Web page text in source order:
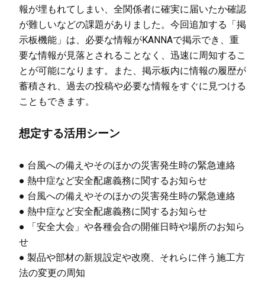
報が埋もれてしまい、全関係者に確実に届いたか確認
が難しいなどの課題がありました。今回追加する「掲
示板機能」は、必要な情報がKANNAで掲示でき、重
要な情報が見落とされることなく、迅速に周知するこ
とが可能になります。また、掲示板内に情報の履歴が
蓄積され、過去の投稿や必要な情報をすぐに見つける
こともできます。
想定する活用シーン
● 台風への備えやそのほかの災害発生時の緊急連絡
● 熱中症など安全配慮義務に関するお知らせ
● 台風への備えやそのほかの災害発生時の緊急連絡
● 熱中症など安全配慮義務に関するお知らせ
● 「安全大会」や各種会合の開催日時や場所のお知ら
せ
● 製品や部材の新規設定や改廃、それらに伴う施工方
法の変更の周知